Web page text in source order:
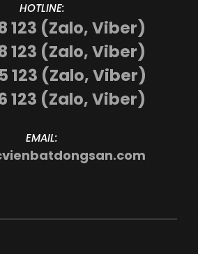
HOTLINE:
123 (Zalo, Viber)
123 (Zalo, Viber)
123 (Zalo, Viber)
123 (Zalo, Viber)
EMAIL: